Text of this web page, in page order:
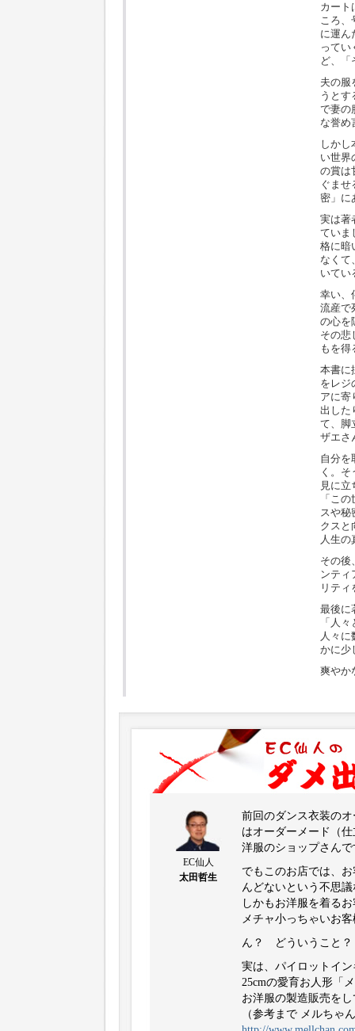
カート
ころ、
に運ん
ってい
ど、「
夫の服
うとす
で妻の
な誉め
しか
い世界
の賞は
ぐま
密」に
実は著
ていま
格に暗
なくて
いてい
幸い、
流産で
の心を
その悲
もを得
本書に
をレジ
アに寄
出した
て、脚
ザエさ
自分を
く。
見に立
「こ
スや秘
クスと
人生の
その後
ンティ
リテ
最後に
「人
人々に
かに少
爽やか
EC仙人
太田哲生
前回のダンス衣装の
はオーダーメード（
洋服のショップさんで
でもこのお店では、
んどないという不思
しかもお洋服を着る
メチャ小っちゃいお
ん？ どういうこと
実は、パイロットイ
25cmの愛育お人形「
お洋服の製造販売を
（参考まで メルちゃ